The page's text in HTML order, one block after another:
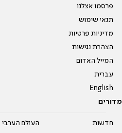
פרסמו אצלנו
תנאי שימוש
מדיניות פרטיות
הצהרת נגישות
המייל האדום
עברית
English
מדורים
חדשות
העולם הערבי